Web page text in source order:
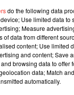
do the following data
Use limited data
Measure
of data from different
content; Use limited
and content; Save
browsing data to
data; Match
automatically.